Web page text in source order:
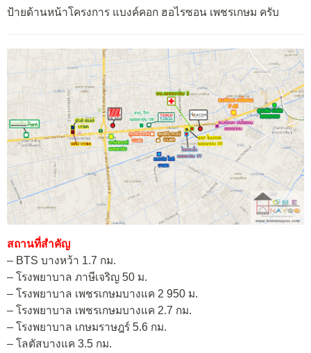
ป้ายด้านหน้าโครงการ แบงค์คอก ฮอไรซอน เพชรเกษม ครับ
สถานที่สำคัญ
– BTS บางหว้า 1.7 กม.
– โรงพยาบาล ภาษีเจริญ 50 ม.
– โรงพยาบาล เพชรเกษมบางแค 2 950 ม.
– โรงพยาบาล เพชรเกษมบางแค 2.7 กม.
– โรงพยาบาล เกษมราษฎร์ 5.6 กม.
– โลตัสบางแค 3.5 กม.